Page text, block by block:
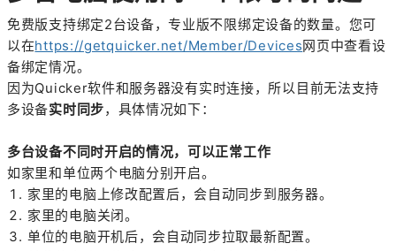
免费版支持绑定2台设备，专业版不限绑定设备的数量。您可
以在https://getquicker.net/Member/Devices网页中查看设
备绑定情况。
因为Quicker软件和服务器没有实时连接，所以目前无法支持
多设备实时同步，具体情况如下：
多台设备不同时开启的情况，可以正常工作
如家里和单位两个电脑分别开启。
家里的电脑上修改配置后，会自动同步到服务器。
家里的电脑关闭。
单位的电脑开机后，会自动同步拉取最新配置。